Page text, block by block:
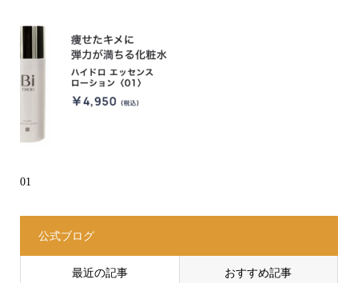
01
公式ブログ
最近の記事 おすすめ記事